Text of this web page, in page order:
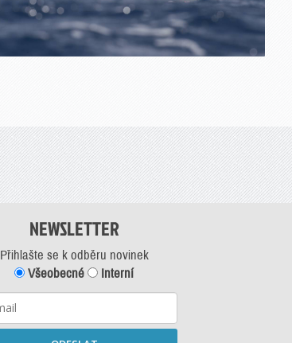
NEWSLETTER
Přihlašte se k odběru novinek
Všeobecné
Interní